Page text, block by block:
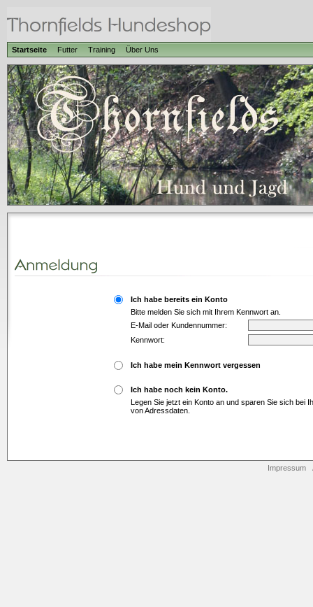
Startseite Futter Training Über Uns
Ich habe bereits ein Konto
Bitte melden Sie sich mit Ihrem Kennwort an.
E-Mail oder Kundennummer:
Kennwort:
Ich habe mein Kennwort vergessen
Ich habe noch kein Konto.
Legen Sie jetzt ein Konto an und sparen Sie sich bei
von Adressdaten.
Impressum